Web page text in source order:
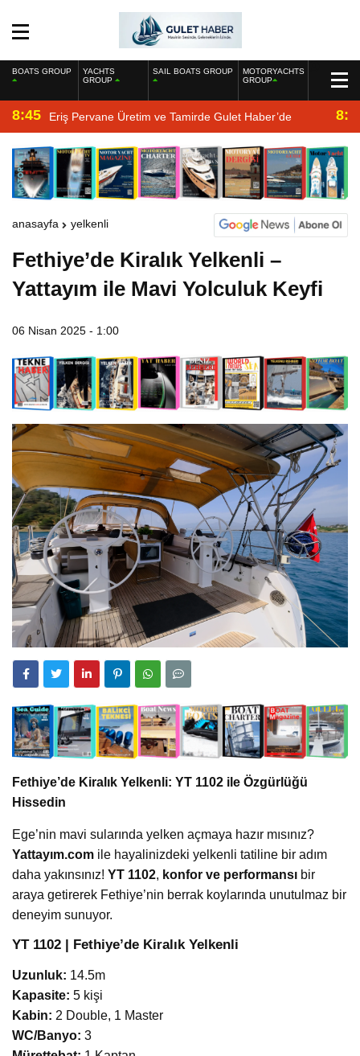
BOATS GROUP
YACHTS
GROUP
SAIL BOATS GROUP
MOTORYACHTS
GROUP
8:45 Eriş Pervane Üretim ve Tamirde Gulet Haber’de
anasayfa yelkenli
Fethiye’de Kiralık Yelkenli –
Yattayım ile Mavi Yolculuk Keyfi
06 Nisan 2025 - 1:00
Fethiye’de Kiralık Yelkenli: YT 1102 ile Özgürlüğü
Hissedin
Ege’nin mavi sularında yelken açmaya hazır mısınız?
Yattayım.com ile hayalinizdeki yelkenli tatiline bir adım
daha yakınsınız! YT 1102, konfor ve performansı bir
araya getirerek Fethiye’nin berrak koylarında unutulmaz bir
deneyim sunuyor.
YT 1102 | Fethiye’de Kiralık Yelkenli
Uzunluk: 14.5m
Kapasite: 5 kişi
Kabin: 2 Double, 1 Master
WC/Banyo: 3